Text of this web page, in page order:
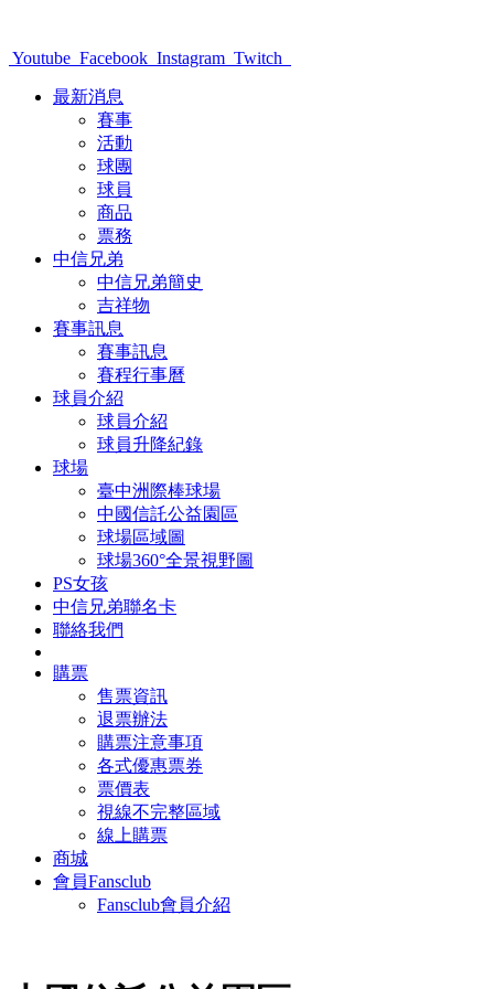
Youtube Facebook Instagram Twitch
最新消息
賽事
活動
球團
球員
商品
票務
中信兄弟
中信兄弟簡史
吉祥物
賽事訊息
賽事訊息
賽程行事曆
球員介紹
球員介紹
球員升降紀錄
球場
臺中洲際棒球場
中國信託公益園區
球場區域圖
球場360°全景視野圖
PS女孩
中信兄弟聯名卡
聯絡我們
購票
售票資訊
退票辦法
購票注意事項
各式優惠票券
票價表
視線不完整區域
線上購票
商城
會員Fansclub
Fansclub會員介紹